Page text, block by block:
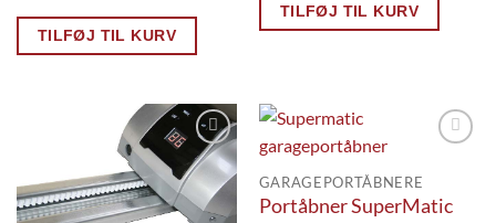
TILFØJ TIL KURV
TILFØJ TIL KURV
Add to
Wishlist
GARAGEPORTÅBNERE
Portåbner SuperMatic